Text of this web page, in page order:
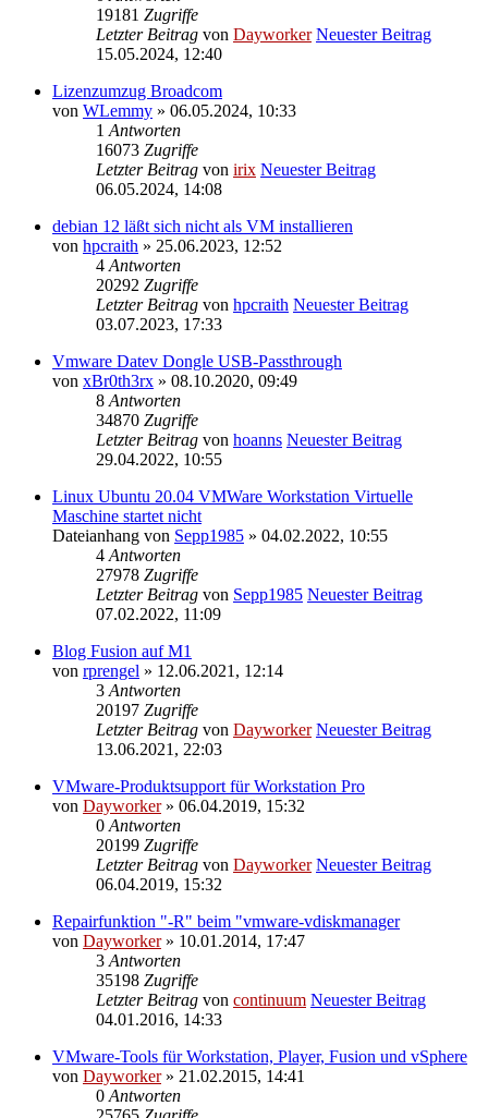
19181 Zugriffe
Letzter Beitrag von Dayworker Neuester Beitrag
15.05.2024, 12:40
Lizenzumzug Broadcom
von WLemmy » 06.05.2024, 10:33
1 Antworten
16073 Zugriffe
Letzter Beitrag von irix Neuester Beitrag
06.05.2024, 14:08
debian 12 läßt sich nicht als VM installieren
von hpcraith » 25.06.2023, 12:52
4 Antworten
20292 Zugriffe
Letzter Beitrag von hpcraith Neuester Beitrag
03.07.2023, 17:33
Vmware Datev Dongle USB-Passthrough
von xBr0th3rx » 08.10.2020, 09:49
8 Antworten
34870 Zugriffe
Letzter Beitrag von hoanns Neuester Beitrag
29.04.2022, 10:55
Linux Ubuntu 20.04 VMWare Workstation Virtuelle
Maschine startet nicht
Dateianhang von Sepp1985 » 04.02.2022, 10:55
4 Antworten
27978 Zugriffe
Letzter Beitrag von Sepp1985 Neuester Beitrag
07.02.2022, 11:09
Blog Fusion auf M1
von rprengel » 12.06.2021, 12:14
3 Antworten
20197 Zugriffe
Letzter Beitrag von Dayworker Neuester Beitrag
13.06.2021, 22:03
VMware-Produktsupport für Workstation Pro
von Dayworker» 06.04.2019, 15:32
0 Antworten
20199 Zugriffe
Letzter Beitrag von Dayworker Neuester Beitrag
06.04.2019, 15:32
Repairfunktion "-R" beim "vmware-vdiskmanager
von Dayworker» 10.01.2014, 17:47
3 Antworten
35198 Zugriffe
Letzter Beitrag von continuum Neuester Beitrag
04.01.2016, 14:33
VMware-Tools für Workstation, Player, Fusion und vSphere
von Dayworker» 21.02.2015, 14:41
0 Antworten